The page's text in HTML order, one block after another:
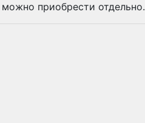
приобрести отдельно.